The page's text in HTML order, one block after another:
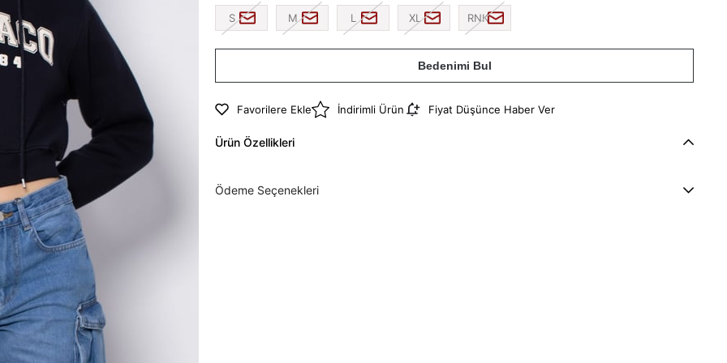
S M L XL RNK
Bedenimi Bul
Favorilere Ekle İndirimli Ürün Fiyat Düşünce Haber Ver
Ürün Özellikleri
Ödeme Seçenekleri